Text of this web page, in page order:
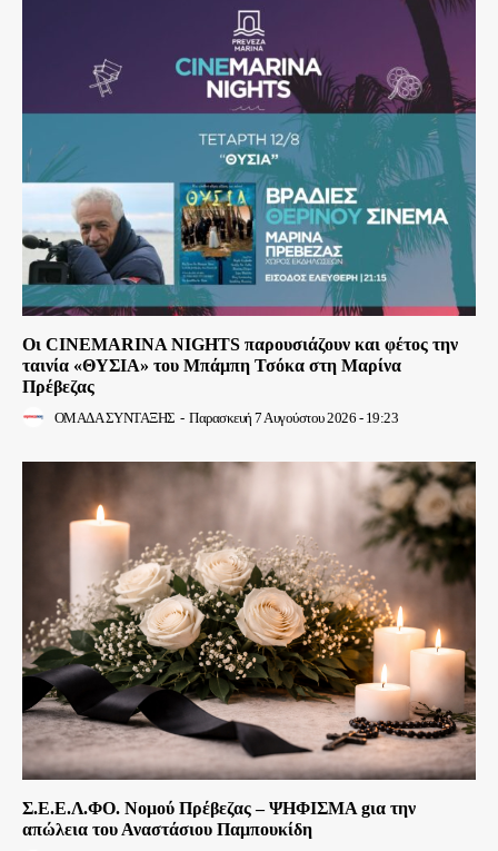
Οι CINEMARINA NIGHTS παρουσιάζουν και φέτος την
ταινία «ΘΥΣΙΑ» του Μπάμπη Τσόκα στη Μαρίνα
Πρέβεζας
ΟΜΑΔΑ ΣΥΝΤΑΞΗΣ - Παρασκευή 7 Αυγούστου 2026 - 19:23
Σ.Ε.Ε.Λ.ΦΟ. Νομού Πρέβεζας – ΨΗΦΙΣΜΑ gια την
απώλεια του Αναστάσιου Παμπουκίδη